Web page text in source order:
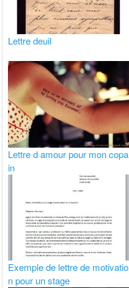
Lettre deuil
Lettre d amour pour mon copa
in
Exemple de lettre de motivatio
n pour un stage